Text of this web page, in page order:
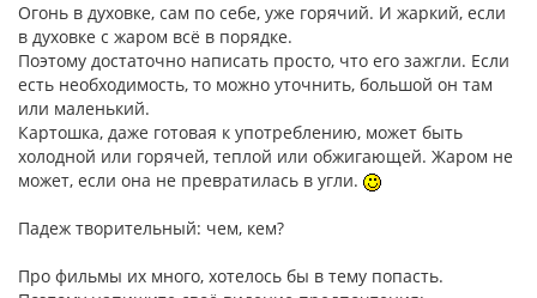
Огонь в духовке, сам по себе, уже горячий. И жаркий, если
в духовке с жаром всё в порядке.
Поэтому достаточно написать просто, что его зажгли. Если
есть необходимость, то можно уточнить, большой он там
или маленький.
Картошка, даже готовая к употреблению, может быть
холодной или горячей, теплой или обжигающей. Жаром не
может, если она не превратилась в угли.
Падеж творительный: чем, кем?
Про фильмы их много, хотелось бы в тему попасть.